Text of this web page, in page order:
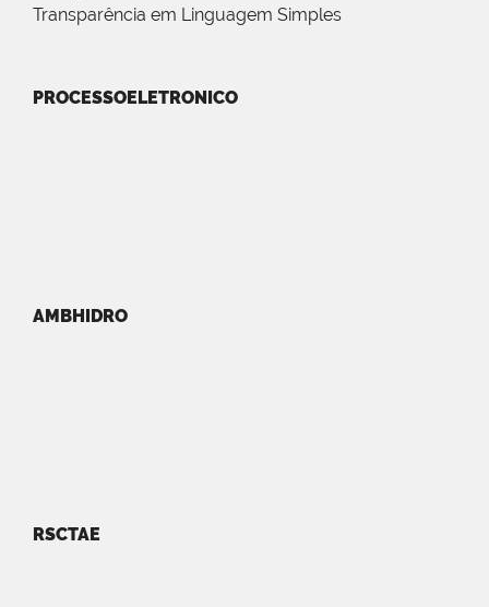
Transparência em Linguagem Simples
PROCESSOELETRONICO
AMBHIDRO
RSCTAE